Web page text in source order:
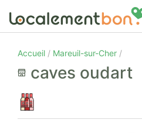
Accueil Mareuil-sur-Cher
caves oudart